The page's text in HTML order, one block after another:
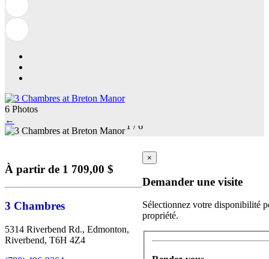
6 Photos
←
1 / 6
À partir de 1 709,00 $
3 Chambres
5314 Riverbend Rd., Edmonton,
Riverbend, T6H 4Z4
×
Demander une visite
Sélectionnez votre disponibilité
propriété.